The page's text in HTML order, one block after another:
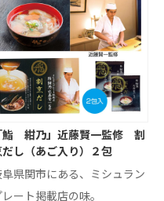
鮨 紺乃」近藤賢一監修 割
だし（あご入り）２包
阜県関市にある、ミシュラン
レート掲載店の味。